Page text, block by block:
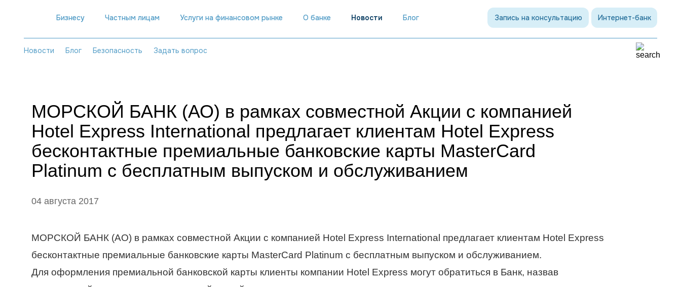
Бизнесу Частным лицам Услуги на финансовом рынке О банке Новости Блог Запись на консультацию Интернет-банк
Новости Блог Безопасность Задать вопрос
МОРСКОЙ БАНК (АО) в рамках совместной Акции с компанией
Hotel Express International предлагает клиентам Hotel Express
бесконтактные премиальные банковские карты MasterCard
Platinum с бесплатным выпуском и обслуживанием
04 августа 2017
МОРСКОЙ БАНК (АО) в рамках совместной Акции с компанией Hotel Express International предлагает клиентам Hotel Express
бесконтактные премиальные банковские карты MasterCard Platinum с бесплатным выпуском и обслуживанием.
Для оформления премиальной банковской карты клиенты компании Hotel Express могут обратиться в Банк, назвав